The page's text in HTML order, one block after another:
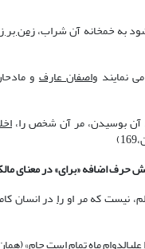
به خمخانه آن شراب،زمن بر
نمایند واصفان عارفو
آن بوسیدن، مر آن شخص را،
نیست که مر اورادر انسان